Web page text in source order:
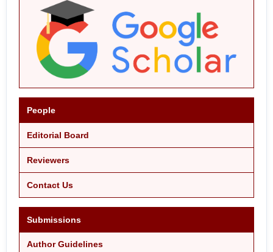
People
Editorial Board
Reviewers
Contact Us
Submissions
Author Guidelines